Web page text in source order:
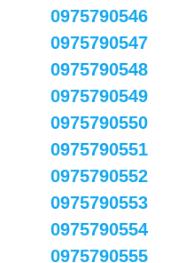
0975790546
0975790547
0975790548
0975790549
0975790550
0975790551
0975790552
0975790553
0975790554
0975790555